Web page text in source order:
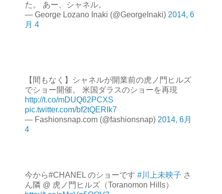
た。 あー、シャネル。
— George Lozano Inaki (@GeorgeInaki) 2014, 6
月 4
【間もなく】シャネルが開業前の虎ノ門ヒルズ
でショー開催。 米国ダラスのショーを再現
http://t.co/mDUQ62PCXS
pic.twitter.com/bf2tQERIk7
— Fashionsnap.com (@fashionsnap) 2014, 6月
4
今から#CHANEL のショーです #川上未映子 さ
ん隣 @ 虎ノ門ヒルズ（Toranomon Hills）